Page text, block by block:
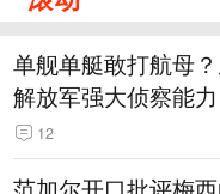
单舰单艇敢打航母
解放军强大侦察能力
12